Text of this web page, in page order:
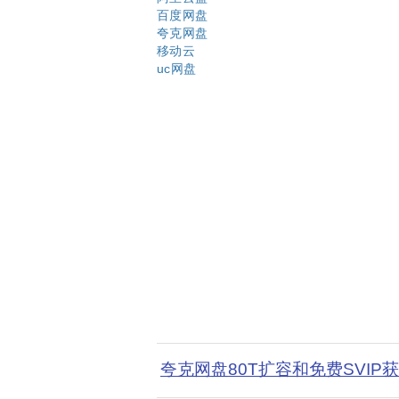
百度网盘
夸克网盘
移动云
uc网盘
夸克网盘80T扩容和免费SVIP